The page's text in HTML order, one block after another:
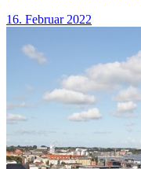
16. Februar 2022